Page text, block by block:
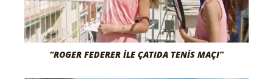
“ROGER FEDERER İLE ÇATIDA TENIS MAÇI”